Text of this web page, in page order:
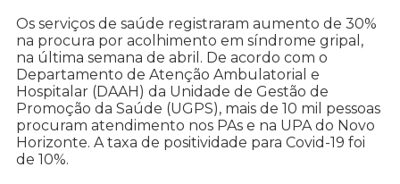
Os serviços de saúde registraram aumento de 30%
na procura por acolhimento em síndrome gripal,
na última semana de abril. De acordo com o
Departamento de Atenção Ambulatorial e
Hospitalar (DAAH) da Unidade de Gestão de
Promoção da Saúde (UGPS), mais de 10 mil pessoas
procuram atendimento nos PAs e na UPA do Novo
Horizonte. A taxa de positividade para Covid-19 foi
de 10%.